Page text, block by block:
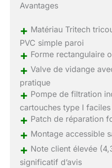
Avantages
+ Matériau Tritech
PVC simple paroi
+ Forme rectangulaire
+ Valve de vidange
pratique
+ Pompe de filtration
cartouches type I
+ Patch de réparation
+ Montage accessible
+ Note client élevée
significatif d’avis